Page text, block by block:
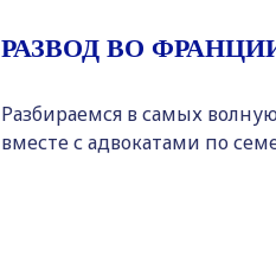
РАЗВОД ВО
Разбираемся в самых
вместе с адвокатами по